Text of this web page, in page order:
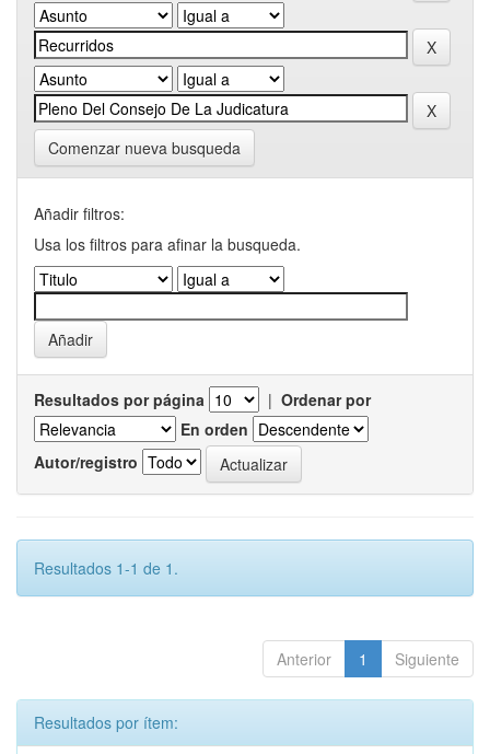
Comenzar nueva busqueda
Añadir filtros:
Usa los filtros para afinar la busqueda.
Resultados por página | Ordenar por
En orden
Autor/registro
Resultados 1-1 de 1.
Anterior 1 Siguiente
Resultados por ítem: